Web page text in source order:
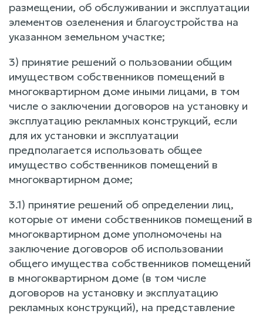
размещении, об обслуживании и эксплуатации
элементов озеленения и благоустройства на
указанном земельном участке;
3) принятие решений о пользовании общим
имуществом собственников помещений в
многоквартирном доме иными лицами, в том
числе о заключении договоров на установку и
эксплуатацию рекламных конструкций, если
для их установки и эксплуатации
предполагается использовать общее
имущество собственников помещений в
многоквартирном доме;
3.1) принятие решений об определении лиц,
которые от имени собственников помещений в
многоквартирном доме уполномочены на
заключение договоров об использовании
общего имущества собственников помещений
в многоквартирном доме (в том числе
договоров на установку и эксплуатацию
рекламных конструкций), на представление